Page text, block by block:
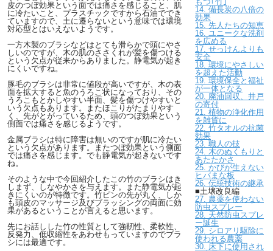
皮のつぼ効果という面では痛さを感じること、肌
に冷たいこと、プラスチックですから石油ででき
ていますので、土に遷らないという意味では環境
対応型とはいえないようです。
一方木製のブラシなどはとても滑らかで頭にやさ
しいのですが、木の肌のささくれが髪を傷つける
という欠点が従来からありました。静電気が起き
にくいですね。
豚毛のブラシは非常に値段が高いですが、木の表
面を拡大すると魚のうろこ状になっており、その
うろこもとかしやすい半面、髪を傷つけやすいと
いう欠点もあります。またほこりがたまりやす
く、先がとがっているため、頭のつぼ効果という
側面では痛さを感じるようです。
金属ブラシは特に障害は無いのですが肌に冷たい
という欠点があります。またつぼ効果という側面
では痛さを感じます。でも静電気が起きないです
ね。
そのような中で今回紹介したこの竹のブラシはき
しまず、しなやかさを与えます。また静電気が起
きにくいのが特徴です。竹ピンの先が丸く、しか
も頭皮のマッサージ及びブラッシングの両面に効
果があるということが言えると思います。
先にお話しした竹の性質として強靭性、柔軟性、
反発力、低収縮性をあわせもっていますのでブラ
シには最適です。
14. 備長炭の八倍の
効果
15. 先人たちの知恵
16. ユニークな洗剤
を広める
17. せっけんよりも
安全
18. 環境にやさしい
を超えた活動
19. 環境保全と福祉
が一体となる
20. 廃油回収、井戸
の寄付
21. 植物の浄化作用
を雑貨に
22. 竹タオルの抗菌
効果
23. 職人の技
24. 木のぬくもりと
あたたかさ
25. かびが生えない
ヒバまな板
26. 伝統技術の継承
■土壌改良編
27. 農薬を使わない
防虫スプレー
28. 天然防虫スプレ
ー誕生
29. シロアリ駆除に
使われる農薬
30. 床下に使用され